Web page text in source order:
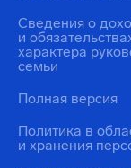
Политика в
и хранения
Сведения о
и
характера
семьи
Полная версия